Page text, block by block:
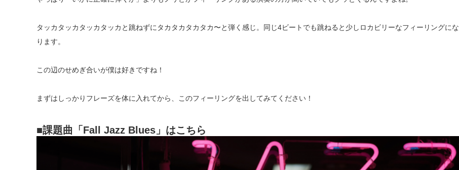
タッカタッカタッカタッカと跳ねずにタカタカタカタカ〜と弾く感じ。同じ4ビートでも跳ねると少しロカビリーなフィーリングにな
ります。
この辺のせめぎ合いが僕は好きですね！
まずはしっかりフレーズを体に入れてから、このフィーリングを出してみてください！
■課題曲「Fall Jazz Blues」はこちら